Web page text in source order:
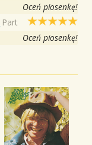
Oceń piosenkę!
Part
Oceń piosenkę!